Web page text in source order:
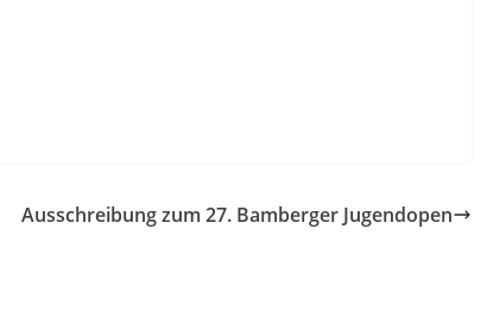
Ausschreibung zum 27. Bamberger Jugendopen